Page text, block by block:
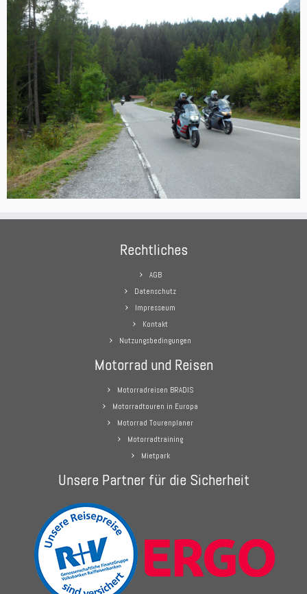
Rechtliches
AGB
Datenschutz
Impresseum
Kontakt
Nutzungsbedingungen
Motorrad und Reisen
Motorradreisen BRADIS
Motorradtouren in Europa
Motorrad Tourenplaner
Motorradtraining
Mietpark
Unsere Partner für die Sicherheit